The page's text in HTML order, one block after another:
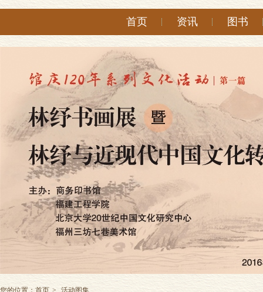
首页 资讯 图书
您的位置： 首页 > 活动图集